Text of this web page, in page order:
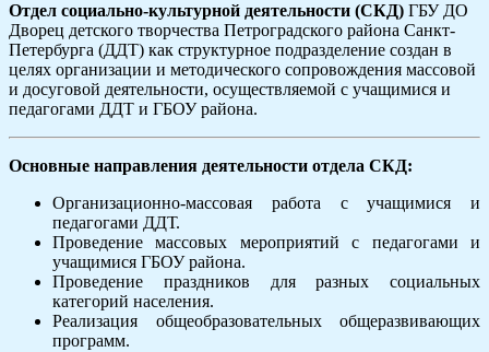
Отдел социально-культурной деятельности (СКД) ГБУ ДО
Дворец детского творчества Петроградского района Санкт-
Петербурга (ДДТ) как структурное подразделение создан в
целях организации и методического сопровождения массовой
и досуговой деятельности, осуществляемой с учащимися и
педагогами ДДТ и ГБОУ района.
Основные направления деятельности отдела СКД:
Организационно-массовая работа с учащимися и
педагогами ДДТ.
Проведение массовых мероприятий с педагогами и
учащимися ГБОУ района.
Проведение праздников для разных социальных
категорий населения.
Реализация общеобразовательных общеразвивающих
программ.